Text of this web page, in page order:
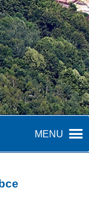
MENU